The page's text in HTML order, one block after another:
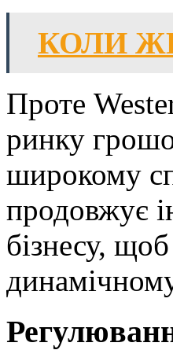
КОЛИ
Проте
ринку
широкому
продовжує
бізнесу,